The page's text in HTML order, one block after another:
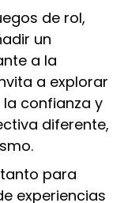
de rol,
un
a la
a explorar
confianza y
diferente,
para
experiencias